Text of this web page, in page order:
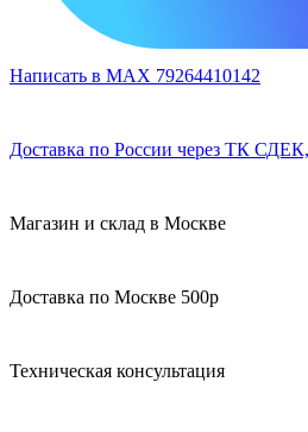
Написать в MAX 79264410142
Доставка по России через ТК
Магазин и склад в Москве
Доставка по Москве 500р
Техническая консультация